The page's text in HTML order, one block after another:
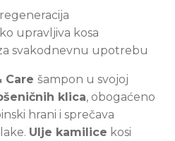
upravljiva kosa
svakodnevnu upotrebu
Care šampon u svojoj
klica, obogaćeno
hrani i sprečava
Ulje kamilice kosi